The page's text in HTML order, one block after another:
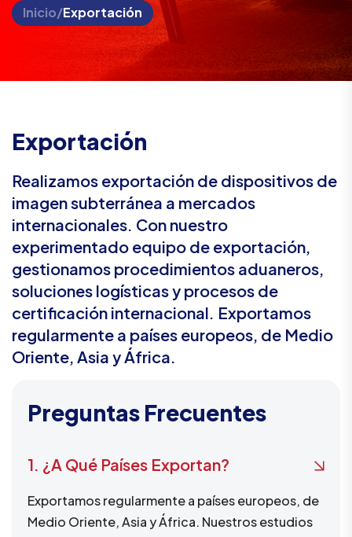
Inicio/Exportación
Exportación
Realizamos exportación de dispositivos de
imagen subterránea a mercados
internacionales. Con nuestro
experimentado equipo de exportación,
gestionamos procedimientos aduaneros,
soluciones logísticas y procesos de
certificación internacional. Exportamos
regularmente a países europeos, de Medio
Oriente, Asia y África.
Preguntas Frecuentes
1. ¿A Qué Países Exportan?
Exportamos regularmente a países europeos, de
Medio Oriente, Asia y África. Nuestros estudios